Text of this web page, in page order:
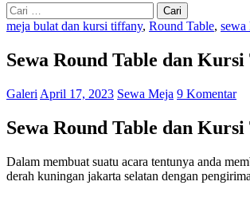
Cari
untuk:
meja bulat dan kursi tiffany, Round Table,
Sewa Round Table dan
Galeri April 17, 2023 Sewa Meja 9 Komentar
Sewa Round Table dan
Dalam membuat suatu acara tentunya anda
derah kuningan jakarta selatan dengan